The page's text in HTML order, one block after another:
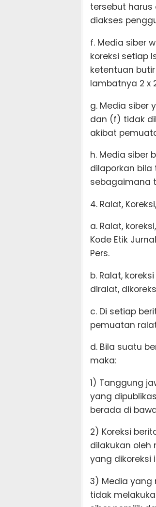
tersebut
diakses
f. Media siber
koreksi setiap
ketentuan
lambatnya 2 x
g. Media siber
dan (f) tidak
akibat
h. Media siber
dilaporkan
sebagaimana
4. Ralat,
a. Ralat,
Kode Etik
Pers.
b. Ralat,
diralat,
c. Di setiap
pemuatan
d. Bila suatu
maka:
1) Tanggung
yang
berada di
2) Koreksi
dilakukan oleh
yang dikoreksi
3) Media yang
tidak